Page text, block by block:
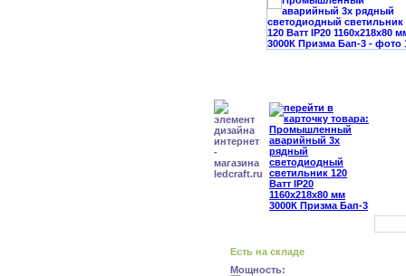
Есть на складе
Мощность: